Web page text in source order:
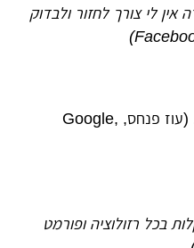
אין לי צורך לחזור ולבדוק
"קיצורי המקלדת, חד משמעית". (עוז פנחס, Google,
בכל רזולוציה ופורמט